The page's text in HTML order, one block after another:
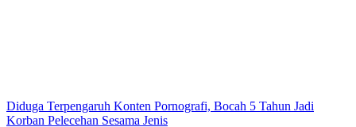
Diduga Terpengaruh Konten Pornografi, Bocah 5 Tahun Jadi
Korban Pelecehan Sesama Jenis